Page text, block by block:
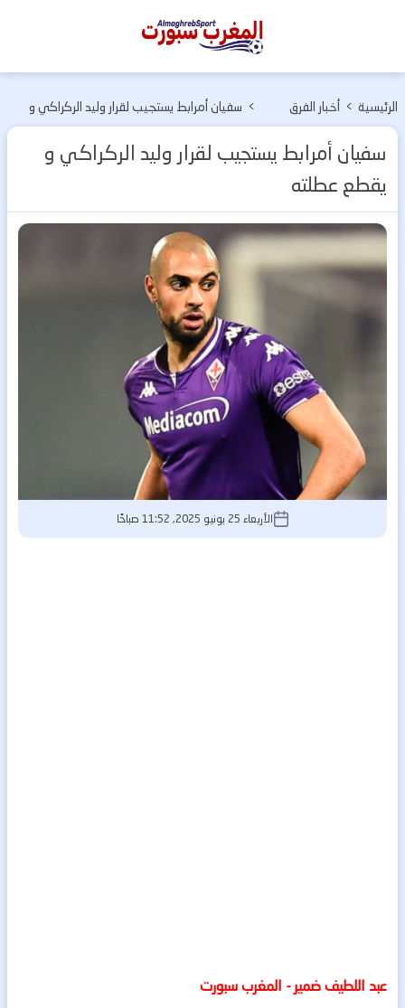
المغرب
الرئيسية > أخبار الفرق
المغربية
> سفيان أمرابط يستجيب لقرار وليد الركراكي و
سفيان أمرابط يستجيب لقرار وليد الركراكي و
يقطع عطلته
الأربعاء 25 يونيو 2025, 11:52 صباحًا
عبد اللطيف ضمير - المغرب سبورت